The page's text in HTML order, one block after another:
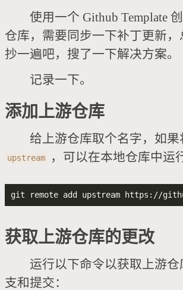
使用一个 Github Template
仓库，需要同步一下补丁更新
抄一遍吧，搜了一下解决方案。
记录一下。
添加上游仓库
给上游仓库取个名字，如果
upstream ，可以在本地仓库中运
获取上游仓库的更改
运行以下命令以获取上游仓
支和提交：